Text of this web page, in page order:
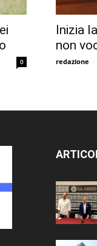
0
Inizia
non
redazione -